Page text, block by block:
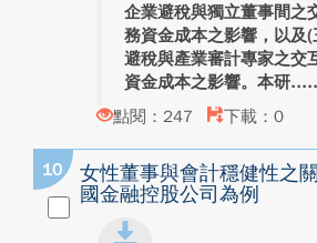
企業避稅與獨立董事間之
務資金成本之影響，以及
避稅與產業審計專家之交
資金成本之影響。本研...
點閱：247
下載：0
10
女性董事與會計穩健性之
國金融控股公司為例